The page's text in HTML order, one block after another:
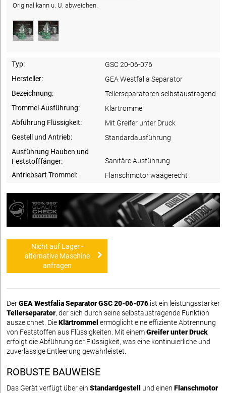
Original kann u. U. abweichen.
Typ:
GSC 20-06-076
Hersteller:
GEA Westfalia Separator
Bezeichnung:
Tellerseparatoren selbstaustragend
Trommel-Ausführung:
Klärtrommel
Abführung Flüssigkeit:
Mit Greifer unter Druck
Gestell und Antrieb:
Standardausführung
Ausführung Hauben und
Feststofffänger:
Sanitäre Ausführung
Antriebsart Trommel:
Flanschmotor waagerecht
Nicht auf Lager -
alternative Maschine
anfragen
DerGEA Westfalia Separator GSC 20-06-076 ist ein leistungsstarker
Tellerseparator, der sich durch seine selbstaustragende Funktion
auszeichnet. DieKlärtrommel ermöglicht eine effiziente Abtrennung
von Feststoffen aus Flüssigkeiten. Mit einemGreifer unter Druck
erfolgt die Abführung der Flüssigkeit, was eine kontinuierliche und
zuverlässige Entleerung gewährleistet.
ROBUSTE BAUWEISE
Das Gerät verfügt über ein Standardgestell und einen Flanschmotor